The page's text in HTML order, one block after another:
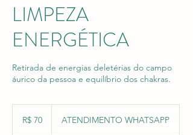
LIMPEZA
ENERGÉTICA
Retirada de energias deletérias do campo
áurico da pessoa e equilíbrio dos chakras.
brasileiros
R$ 70 ATENDIMENTO WHATSAPP